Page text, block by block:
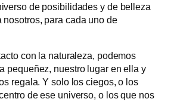
de posibilidades y de belleza
nosotros, para cada uno de
con la naturaleza, podemos
pequeñez, nuestro lugar en ella y
regala. Y solo los ciegos, o los
de ese universo, o los que nos